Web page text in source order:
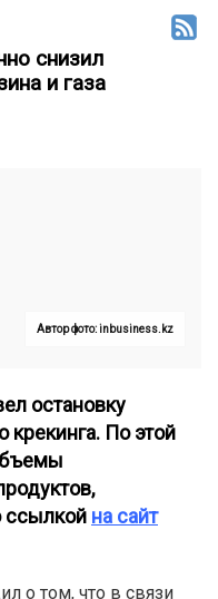
снизил
и газа
Автор фото: inbusiness.kz
остановку
крекинга. По этой
ссылкой на сайт
о том, что в связи